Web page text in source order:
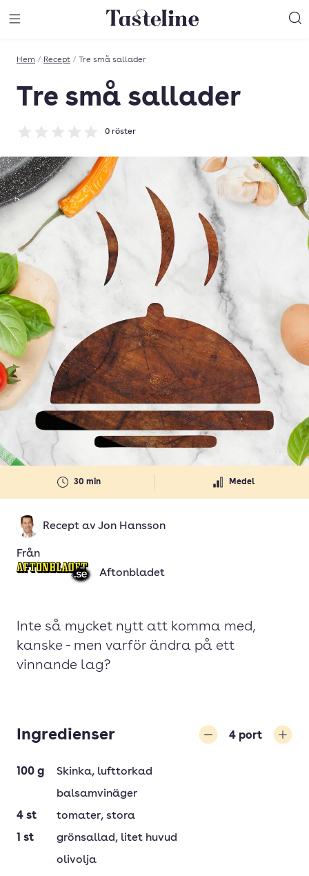
Till Tastelines startsida
Hem / Recept / Tre små sallader
Tre små sallader
Betyg: 0 av 5
0 röster
30 min Medel
Recept av Jon Hansson
Från
Aftonbladet
Inte så mycket nytt att komma med,
kanske -­ men varför ändra på ett
vinnande lag?
Ingredienser 4 port
100 g Skinka, lufttorkad
balsamvinäger
4 st tomater, stora
1 st grönsallad, litet huvud
olivolja